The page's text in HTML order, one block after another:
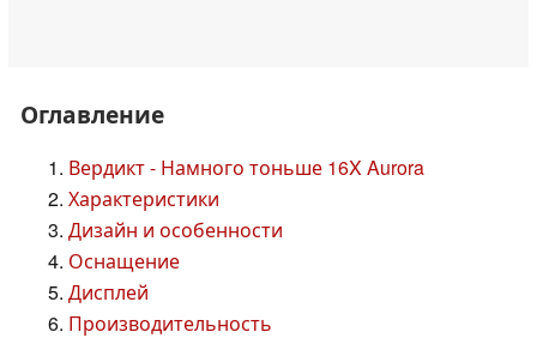
Оглавление
Вердикт - Намного тоньше 16X Aurora
Характеристики
Дизайн и особенности
Оснащение
Дисплей
Производительность